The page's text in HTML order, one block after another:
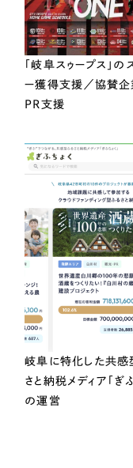
「岐阜スゥープス」の
ー獲得支援／協賛企
PR支援
岐阜に特化した共感
さと納税メディア「ぎふ
の運営